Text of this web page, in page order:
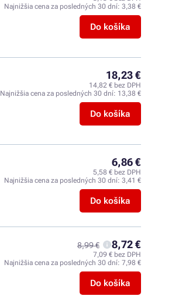
Najnižšia cena za posledných 30 dní: 3,38 €
Do košíka
18,23 €
14,82 € bez DPH
Najnižšia cena za posledných 30 dní: 13,38 €
Do košíka
6,86 €
5,58 € bez DPH
Najnižšia cena za posledných 30 dní: 3,41 €
Do košíka
8,99 € 8,72 €
7,09 € bez DPH
Najnižšia cena za posledných 30 dní: 7,98 €
Do košíka